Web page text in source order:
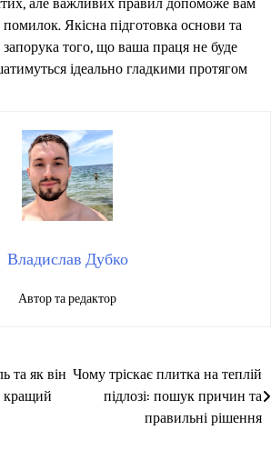
Якісна підготовка основи та
того, що ваша праця не буде
ідеально гладкими протягом
Владислав Дубко
Автор та редактор
та як він
кращий
Чому тріскає плитка на теплій
підлозі: пошук причин та
правильні рішення